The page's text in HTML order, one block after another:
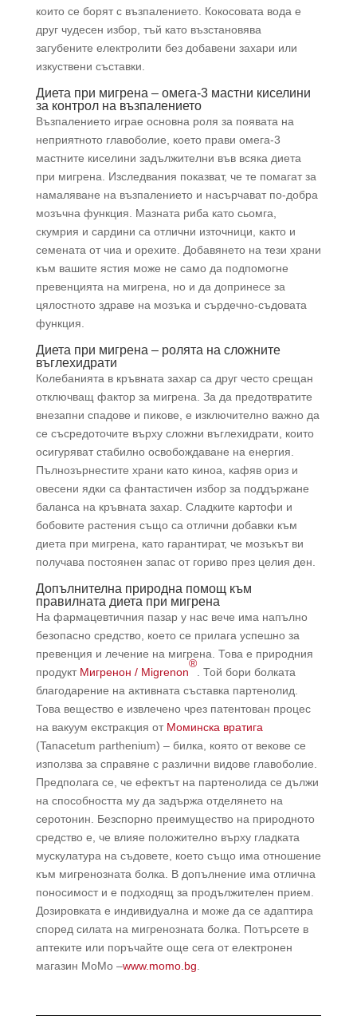
които се борят с възпалението. Кокосовата вода е
друг чудесен избор, тъй като възстановява
загубените електролити без добавени захари или
изкуствени съставки.
Диета при мигрена – омега-3 мастни киселини
за контрол на възпалението
Възпалението играе основна роля за появата на
неприятното главоболие, което прави омега-3
мастните киселини задължителни във всяка диета
при мигрена. Изследвания показват, че те помагат за
намаляване на възпалението и насърчават по-добра
мозъчна функция. Мазната риба като сьомга,
скумрия и сардини са отлични източници, както и
семената от чиа и орехите. Добавянето на тези храни
към вашите ястия може не само да подпомогне
превенцията на мигрена, но и да допринесе за
цялостното здраве на мозъка и сърдечно-съдовата
функция.
Диета при мигрена – ролята на сложните
въглехидрати
Колебанията в кръвната захар са друг често срещан
отключващ фактор за мигрена. За да предотвратите
внезапни спадове и пикове, е изключително важно да
се съсредоточите върху сложни въглехидрати, които
осигуряват стабилно освобождаване на енергия.
Пълнозърнестите храни като киноа, кафяв ориз и
овесени ядки са фантастичен избор за поддържане
баланса на кръвната захар. Сладките картофи и
бобовите растения също са отлични добавки към
диета при мигрена, като гарантират, че мозъкът ви
получава постоянен запас от гориво през целия ден.
Допълнителна природна помощ към
правилната диета при мигрена
На фармацевтичния пазар у нас вече има напълно
безопасно средство, което се прилага успешно за
превенция и лечение на мигрена. Това е природния
продукт Мигренон / Migrenon
®
. Той бори болката
благодарение на активната съставка партенолид.
Това вещество е извлечено чрез патентован процес
на вакуум екстракция от Моминска вратига
(Tanacetum parthenium) – билка, която от векове се
използва за справяне с различни видове главоболие.
Предполага се, че ефектът на партенолида се дължи
на способността му да задържа отделянето на
серотонин. Безспорно преимущество на природното
средство е, че влияе положително върху гладката
мускулатура на съдовете, което също има отношение
към мигренозната болка. В допълнение има отлична
поносимост и е подходящ за продължителен прием.
Дозировката е индивидуална и може да се адаптира
според силата на мигренозната болка. Потърсете в
аптеките или поръчайте още сега от електронен
магазин МоМо –www.momo.bg